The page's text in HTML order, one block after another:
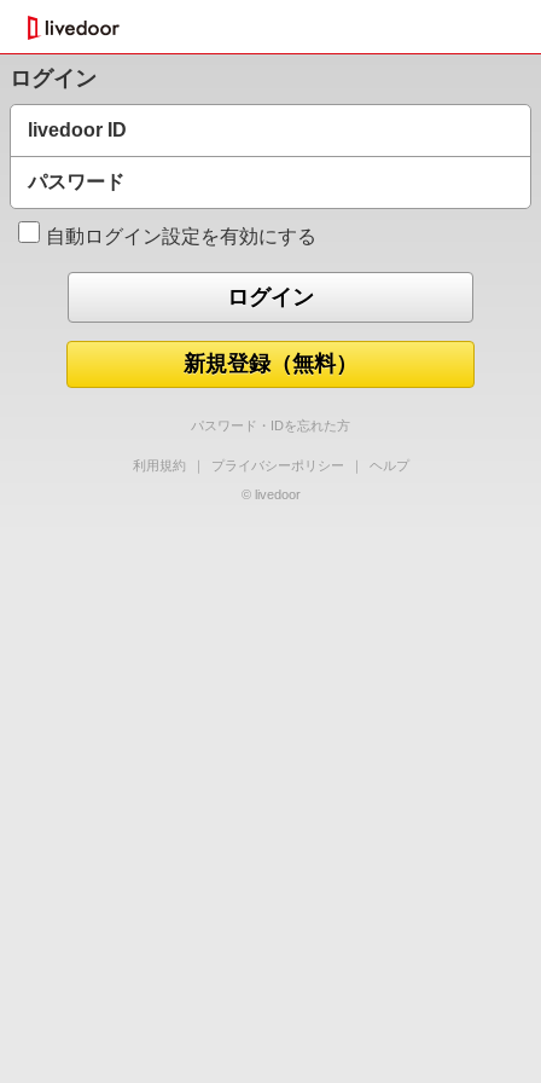
ログイン
livedoor ID
パスワード
自動ログイン設定を有効にする
新規登録（無料）
パスワード・IDを忘れた方
利用規約 ｜ プライバシーポリシー ｜
ヘルプ
© livedoor